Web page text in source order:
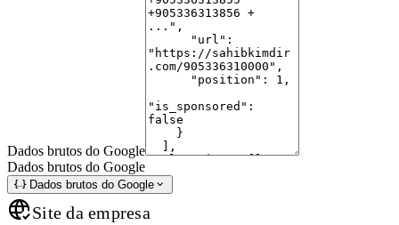
Dados brutos do Google
Dados brutos do Google
Dados brutos do Google
Site da empresa